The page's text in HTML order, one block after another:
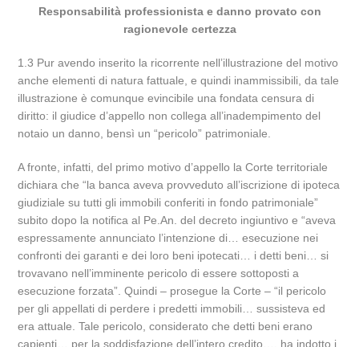
Responsabilità professionista e danno provato con
ragionevole certezza
1.3 Pur avendo inserito la ricorrente nell’illustrazione del motivo
anche elementi di natura fattuale, e quindi inammissibili, da tale
illustrazione è comunque evincibile una fondata censura di
diritto: il giudice d’appello non collega all’inadempimento del
notaio un danno, bensì un “pericolo” patrimoniale.
A fronte, infatti, del primo motivo d’appello la Corte territoriale
dichiara che “la banca aveva provveduto all’iscrizione di ipoteca
giudiziale su tutti gli immobili conferiti in fondo patrimoniale”
subito dopo la notifica al Pe.An. del decreto ingiuntivo e “aveva
espressamente annunciato l’intenzione di… esecuzione nei
confronti dei garanti e dei loro beni ipotecati… i detti beni… si
trovavano nell’imminente pericolo di essere sottoposti a
esecuzione forzata”. Quindi – prosegue la Corte – “il pericolo
per gli appellati di perdere i predetti immobili… sussisteva ed
era attuale. Tale pericolo, considerato che detti beni erano
capienti… per la soddisfazione dell’intero credito…, ha indotto i